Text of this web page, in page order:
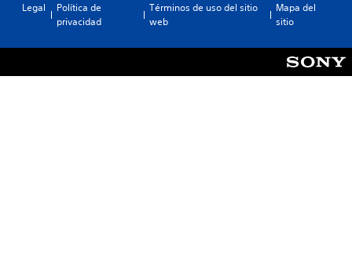
Legal
Política de
privacidad
Términos de uso del sitio
web
Mapa del
sitio